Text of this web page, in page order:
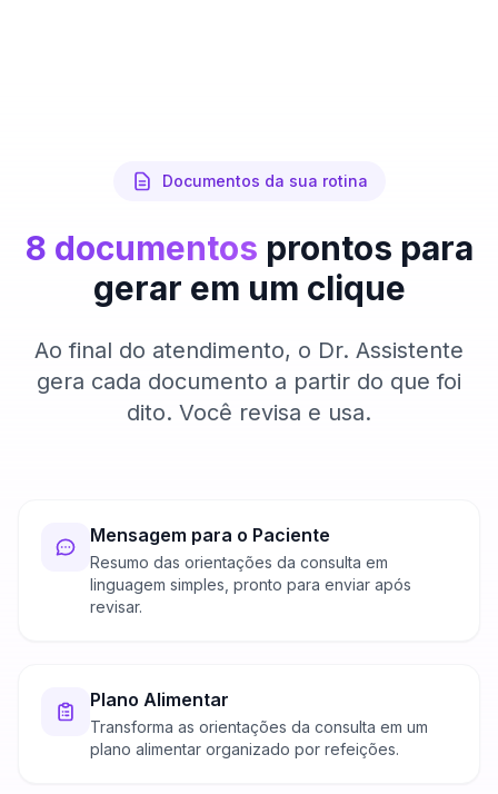
Documentos da sua rotina
8 documentos prontos para
gerar em um clique
Ao final do atendimento, o Dr. Assistente
gera cada documento a partir do que foi
dito. Você revisa e usa.
Mensagem para o Paciente
Resumo das orientações da consulta em
linguagem simples, pronto para enviar após
revisar.
Plano Alimentar
Transforma as orientações da consulta em um
plano alimentar organizado por refeições.